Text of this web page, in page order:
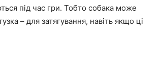
під час гри. Тобто собака може
– для затягування, навіть якщо ці